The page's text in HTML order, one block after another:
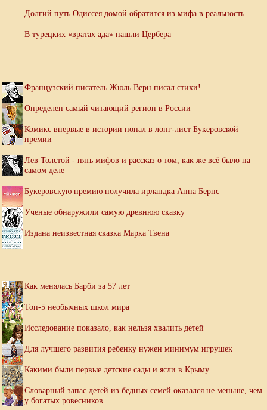
Долгий путь Одиссея домой обратится из мифа в реальность
В турецких «вратах ада» нашли Цербера
Французский писатель Жюль Верн писал стихи!
Определен самый читающий регион в России
Комикс впервые в истории попал в лонг-лист Букеровской
премии
Лев Толстой - пять мифов и рассказ о том, как же всё было на
самом деле
Букеровскую премию получила ирландка Анна Бернс
Ученые обнаружили самую древнюю сказку
Издана неизвестная сказка Марка Твена
Как менялась Барби за 57 лет
Топ-5 необычных школ мира
Исследование показало, как нельзя хвалить детей
Для лучшего развития ребенку нужен минимум игрушек
Какими были первые детские сады и ясли в Крыму
Словарный запас детей из бедных семей оказался не меньше, чем
у богатых ровесников